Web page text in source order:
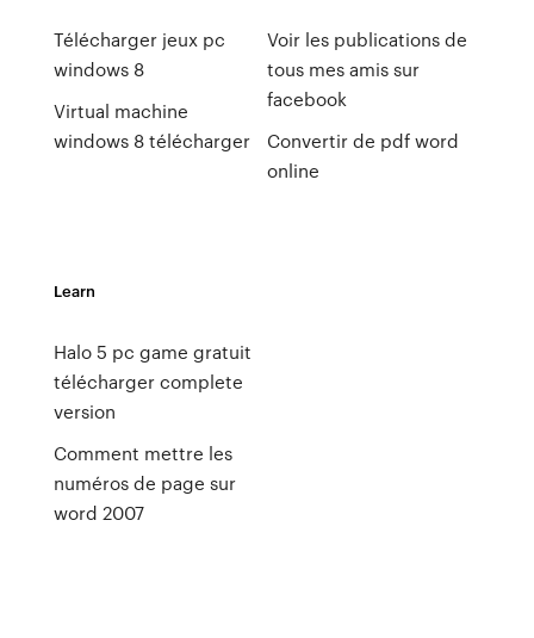
Télécharger jeux pc
windows 8
Virtual machine
windows 8 télécharger
Voir les publications de
tous mes amis sur
facebook
Convertir de pdf word
online
Learn
Halo 5 pc game gratuit
télécharger complete
version
Comment mettre les
numéros de page sur
word 2007